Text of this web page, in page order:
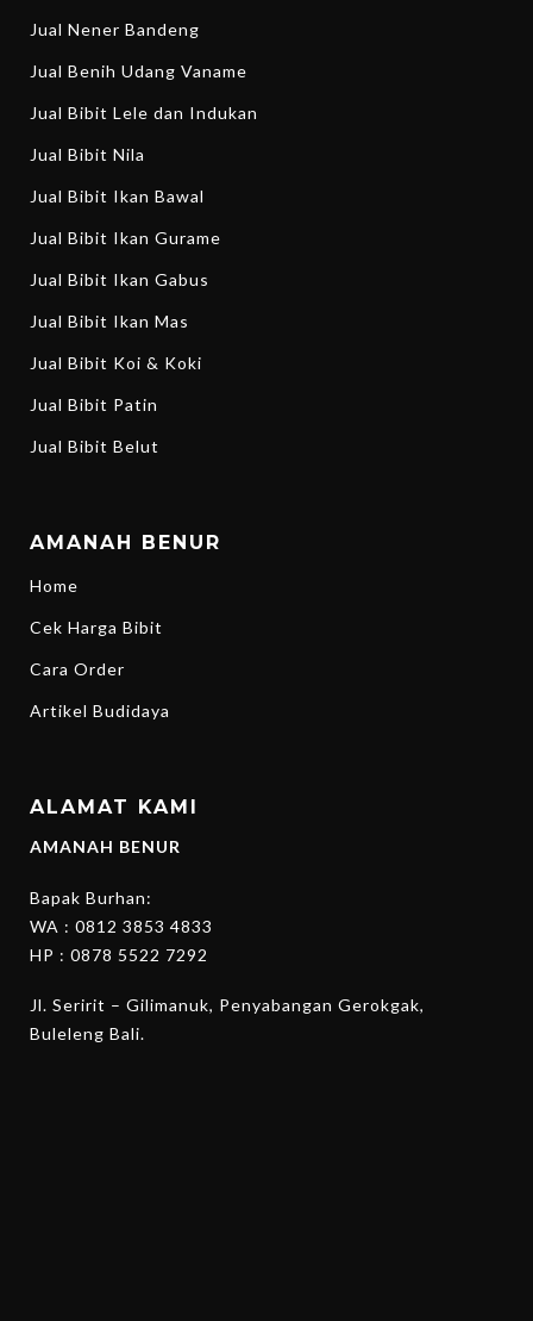
Jual Nener Bandeng
Jual Benih Udang Vaname
Jual Bibit Lele dan Indukan
Jual Bibit Nila
Jual Bibit Ikan Bawal
Jual Bibit Ikan Gurame
Jual Bibit Ikan Gabus
Jual Bibit Ikan Mas
Jual Bibit Koi & Koki
Jual Bibit Patin
Jual Bibit Belut
AMANAH BENUR
Home
Cek Harga Bibit
Cara Order
Artikel Budidaya
ALAMAT KAMI
AMANAH BENUR
Bapak Burhan:
WA : 0812 3853 4833
HP : 0878 5522 7292
Jl. Seririt – Gilimanuk, Penyabangan Gerokgak,
Buleleng Bali.